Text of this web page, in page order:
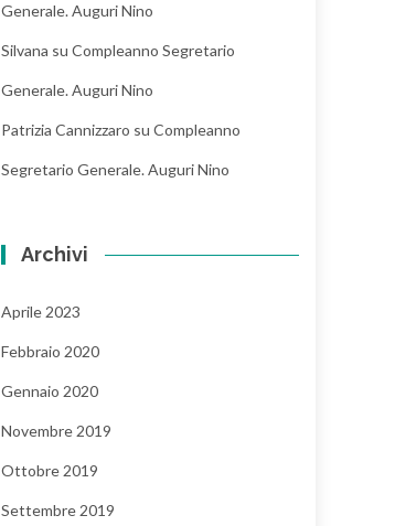
Generale. Auguri Nino
Silvana su Compleanno Segretario
Generale. Auguri Nino
Patrizia Cannizzaro su Compleanno
Segretario Generale. Auguri Nino
Archivi
Aprile 2023
Febbraio 2020
Gennaio 2020
Novembre 2019
Ottobre 2019
Settembre 2019